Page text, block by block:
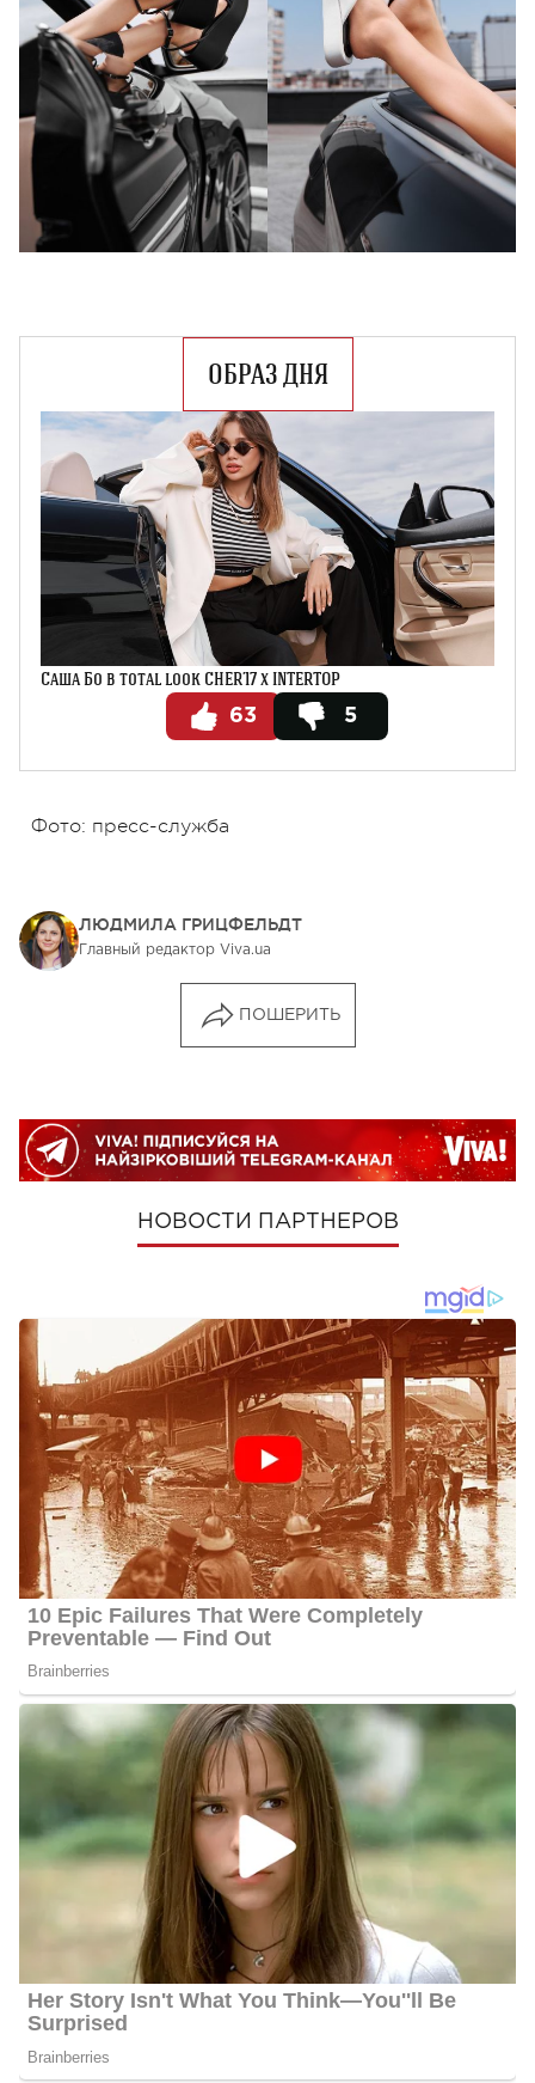
ОБРАЗ ДНЯ
Саша Бо в total look CHER’17 x INTERTOP
63 5
Фото: пресс-служба
ЛЮДМИЛА ГРИЦФЕЛЬДТ
Главный редактор Viva.ua
ПОШЕРИТЬ
НОВОСТИ ПАРТНЕРОВ